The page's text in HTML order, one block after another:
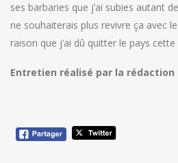
ses barbaries que j’ai subies autant
ne souhaiterais plus revivre ça avec
raison que j’ai dû quitter le pays cette
Entretien réalisé par la rédaction